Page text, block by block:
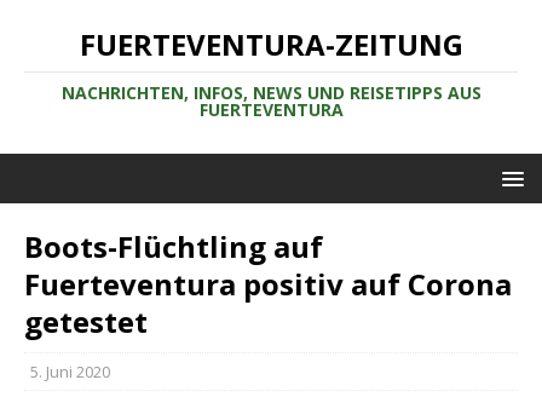
FUERTEVENTURA-ZEITUNG
NACHRICHTEN, INFOS, NEWS UND REISETIPPS AUS
FUERTEVENTURA
Boots-Flüchtling auf
Fuerteventura positiv auf Corona
getestet
5. Juni 2020